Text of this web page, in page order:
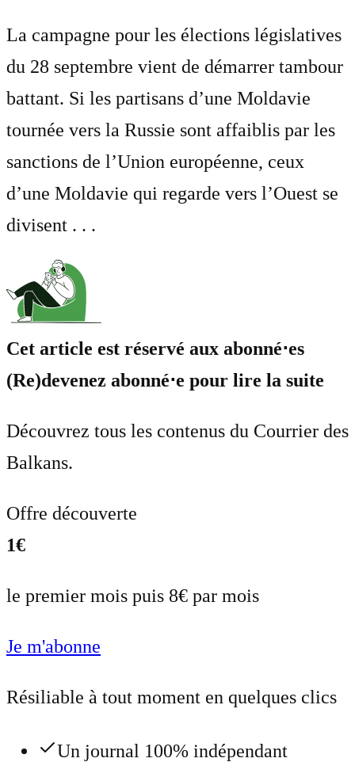
La campagne pour les élections législatives
du 28 septembre vient de démarrer tambour
battant. Si les partisans d’une Moldavie
tournée vers la Russie sont affaiblis par les
sanctions de l’Union européenne, ceux
d’une Moldavie qui regarde vers l’Ouest se
divisent . . .
Cet article est réservé aux abonné⋅es
(Re)devenez abonné⋅e pour lire la suite
Découvrez tous les contenus du Courrier des
Balkans.
Offre découverte
1€
le premier mois puis 8€ par mois
Je m'abonne
Résiliable à tout moment en quelques clics
Un journal 100% indépendant